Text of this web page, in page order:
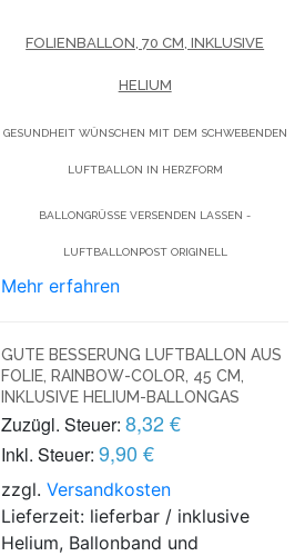
FOLIENBALLON, 70 CM, INKLUSIVE
HELIUM
GESUNDHEIT WÜNSCHEN MIT DEM SCHWEBENDEN
LUFTBALLON IN HERZFORM
BALLONGRÜSSE VERSENDEN LASSEN - L
UFTBALLONPOST ORIGINELL
Mehr erfahren
GUTE BESSERUNG LUFTBALLON AUS
FOLIE, RAINBOW-COLOR, 45 CM,
INKLUSIVE HELIUM-BALLONGAS
Zuzügl. Steuer: 8,32 €
Inkl. Steuer: 9,90 €
zzgl.Versandkosten
Lieferzeit: lieferbar / inklusive
Helium, Ballonband und